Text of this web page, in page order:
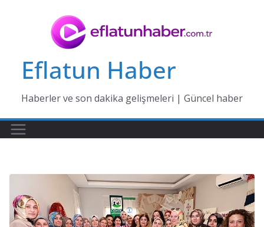
Eflatun Haber
Haberler ve son dakika gelişmeleri | Güncel haber